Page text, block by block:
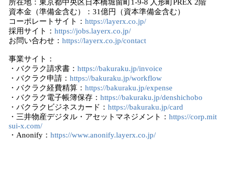
所在地：東京都中央区日本橋堀留町1-9-8 人形町PREX 2階
資本金（準備金含む）：31億円（資本準備金含む）
コーポレートサイト： https://layerx.co.jp/
採用サイト： https://jobs.layerx.co.jp/
お問い合わせ： https://layerx.co.jp/contact
事業サイト：
・バクラク請求書： https://bakuraku.jp/invoice
・バクラク申請： https://bakuraku.jp/workflow
・バクラク経費精算： https://bakuraku.jp/expense
・バクラク電子帳簿保存： https://bakuraku.jp/denshichobo
・バクラクビジネスカード： https://bakuraku.jp/card
・三井物産デジタル・アセットマネジメント： https://corp.mit
sui-x.com/
・Anonify： https://www.anonify.layerx.co.jp/